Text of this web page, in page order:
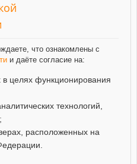
что ознакомлены с
и даёте согласие на:
целях функционирования
технологий,
расположенных на